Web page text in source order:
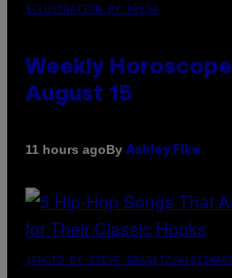
ILLUSTRATION BY REESA
Weekly
August 15
11 hours agoBy Ashley Fike
(PHOTO BY STEVE GRANITZ/